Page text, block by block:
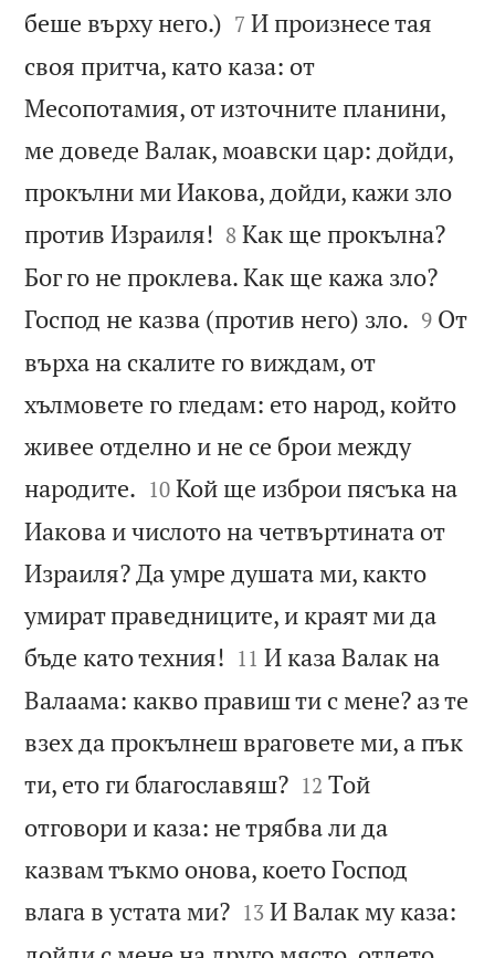
беше върху него.) 

7 И произнесе тая
своя притча, като каза: от
Месопотамия, от източните планини,
ме доведе Валак, моавски цар: дойди,
прокълни ми Иакова, дойди, кажи зло
против Израиля! 

8 Как ще прокълна?
Бог го не проклева. Как ще кажа зло?
Господ не казва (против него) зло. 

9 От
върха на скалите го виждам, от
хълмовете го гледам: ето народ, който
живее отделно и не се брои между
народите. 

10 Кой ще изброи пясъка на
Иакова и числото на четвъртината от
Израиля? Да умре душата ми, както
умират праведниците, и краят ми да
бъде като техния! 

11 И каза Валак на
Валаама: какво правиш ти с мене? аз те
взех да прокълнеш враговете ми, а пък
ти, ето ги благославяш?
12 Той
отговори и каза: не трябва ли да
казвам тъкмо онова, което Господ
влага в устата ми?
13 И Валак му каза: